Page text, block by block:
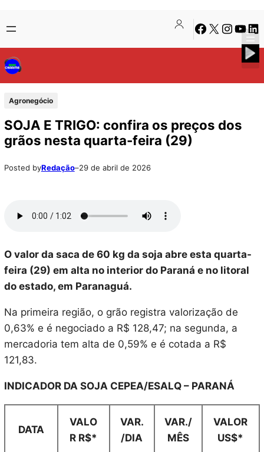
para
o
conteúdo
to
content
Facebook
X Instagram
Agronegócio
SOJA E TRIGO: confira os preços dos
grãos nesta quarta-feira (29)
Posted byRedação–29 de abril de 2026
O valor da saca de 60 kg da soja abre esta quarta-
feira (29) em alta no interior do Paraná e no litoral
do estado, em Paranaguá.
Na primeira região, o grão registra valorização de
0,63% e é negociado a R$ 128,47; na segunda, a
mercadoria tem alta de 0,59% e é cotada a R$
121,83.
INDICADOR DA SOJA CEPEA/ESALQ – PARANÁ
DATA
VALO
R R$*
VAR.
/DIA
VAR./
MÊS
VALOR
US$*